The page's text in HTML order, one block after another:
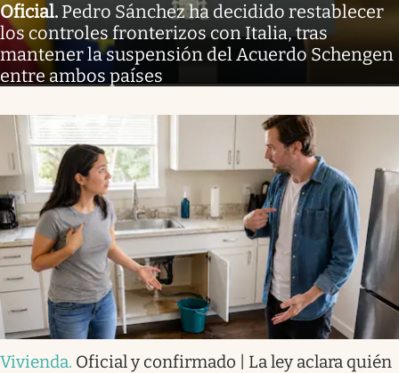
Oficial. Pedro Sánchez ha decidido restablecer
los controles fronterizos con Italia, tras
mantener la suspensión del Acuerdo Schengen
entre ambos países
Vivienda. Oficial y confirmado | La ley aclara quién